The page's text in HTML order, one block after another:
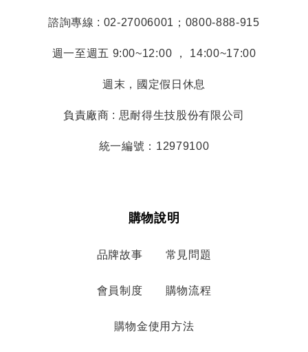
諮詢專線 : 02-27006001；0800-888-915
週一至週五 9:00~12:00 ， 14:00~17:00
週末，國定假日休息
負責廠商 : 思耐得生技股份有限公司
統一編號：12979100
購物說明
品牌故事 常見問題
會員制度 購物流程
購物金使用方法